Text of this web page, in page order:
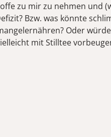
zu mir zu nehmen und
Bzw. was könnte
Oder
mit Stilltee